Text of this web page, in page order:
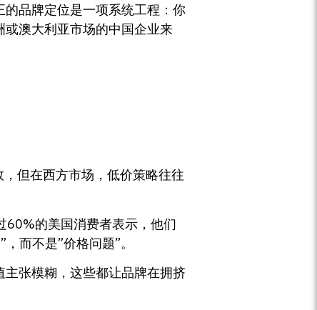
品牌定位是一项系统工程：你
澳大利亚市场的中国企业来
但在西方市场，低价策略往往
60%的美国消费者表示，他们
而不是”价格问题”。
张模糊，这些都让品牌在拥挤